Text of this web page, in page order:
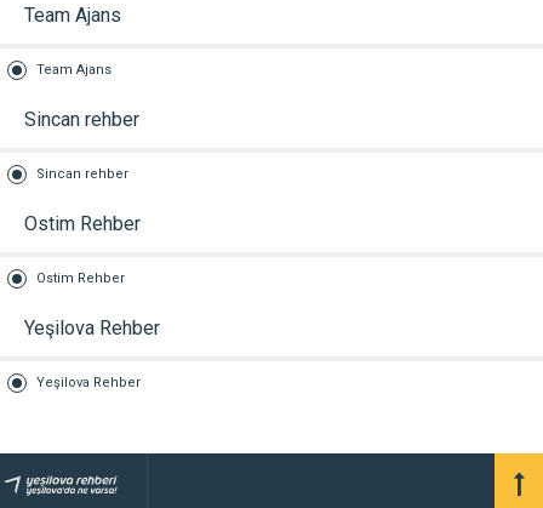
Team Ajans
Team Ajans
Sincan rehber
Sincan rehber
Ostim Rehber
Ostim Rehber
Yeşilova Rehber
Yeşilova Rehber